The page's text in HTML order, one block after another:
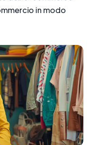
in modo